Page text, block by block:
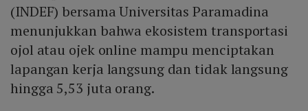
(INDEF) bersama Universitas Paramadina
menunjukkan bahwa ekosistem transportasi
ojol atau ojek online mampu menciptakan
lapangan kerja langsung dan tidak langsung
hingga 5,53 juta orang.